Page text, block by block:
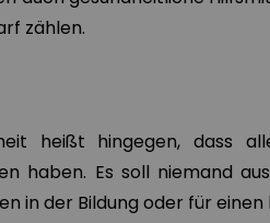
zählen.
heißt hingegen, dass
haben. Es soll niemand
in der Bildung oder für